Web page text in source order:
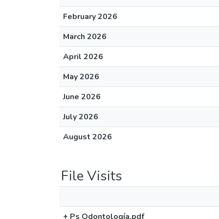
February 2026
March 2026
April 2026
May 2026
June 2026
July 2026
August 2026
File Visits
+ Ps Odontología.pdf